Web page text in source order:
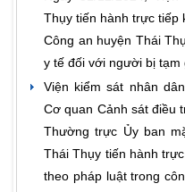
Thụy tiến hành trực tiếp
Công an huyện Thái
y tế đối với người bị tạm
Viện kiểm sát nhân
Cơ quan Cảnh sát điều
Thường trực Ủy ban
Thái Thụy tiến hành
theo pháp luật trong